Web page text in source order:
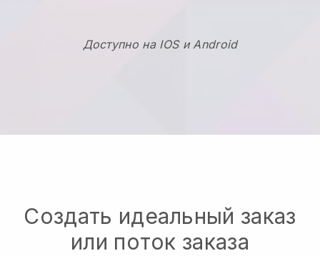
Доступно на IOS и Android
Создать идеальный заказ
или поток заказа